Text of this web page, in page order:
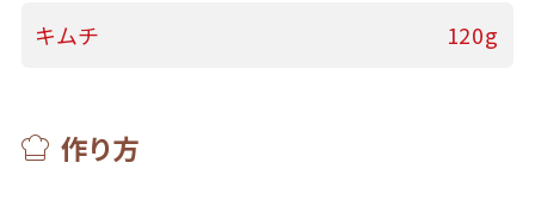
キムチ 120g
作り方